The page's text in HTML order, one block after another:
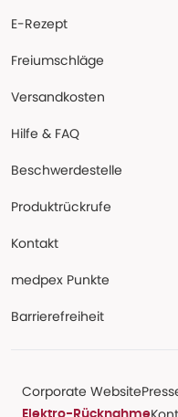
E-Rezept
Freiumschläge
Versandkosten
Hilfe & FAQ
Beschwerdestelle
Produktrückrufe
Kontakt
medpex Punkte
Barrierefreiheit
Corporate Website